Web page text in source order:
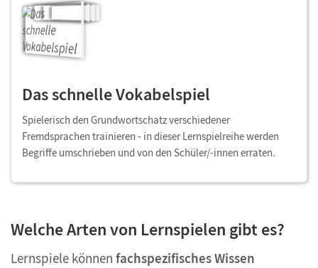
Das schnelle Vokabelspiel
Spielerisch den Grundwortschatz verschiedener
Fremdsprachen trainieren - in dieser Lernspielreihe werden
Begriffe umschrieben und von den Schüler/-innen erraten.
Welche Arten von Lernspielen gibt es?
Lernspiele können fachspezifisches Wissen